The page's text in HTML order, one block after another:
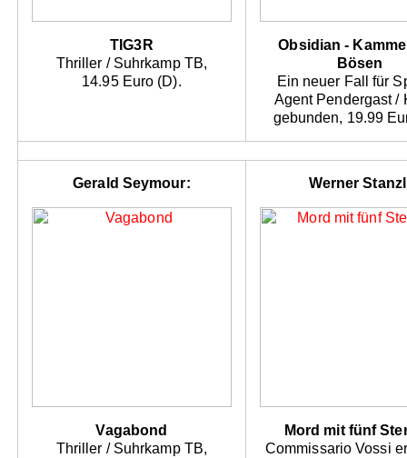
TIG3R
Thriller / Suhrkamp TB,
14.95 Euro (D).
Obsidian -
Bösen
Ein neuer Fall für
Agent Pendergast /
gebunden, 19.99
Gerald Seymour:
Vagabond
Thriller / Suhrkamp TB,
Werner
Mord mit fünf
Commissario Vossi